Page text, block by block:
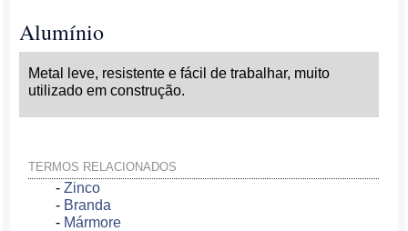
Alumínio
Metal leve, resistente e fácil de trabalhar, muito
utilizado em construção.
TERMOS RELACIONADOS
-Zinco
- Branda
- Mármore